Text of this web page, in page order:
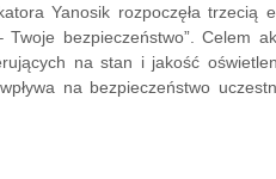
Yanosik rozpoczęła trzecią
Twoje bezpieczeństwo”. Celem
na stan i jakość
na bezpieczeństwo